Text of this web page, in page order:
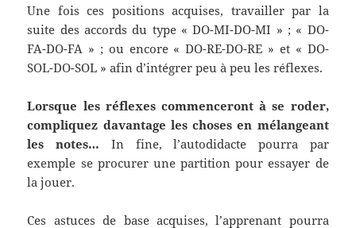
Une fois ces positions acquises, travailler par la
suite des accords du type « DO-MI-DO-MI » ; « DO-
FA-DO-FA » ; ou encore « DO-RE-DO-RE » et « DO-
SOL-DO-SOL » afin d’intégrer peu à peu les réflexes.
Lorsque les réflexes commenceront à se roder,
compliquez davantage les choses en mélangeant
les notes… In fine, l’autodidacte pourra par
exemple se procurer une partition pour essayer de
la jouer.
Ces astuces de base acquises, l’apprenant pourra